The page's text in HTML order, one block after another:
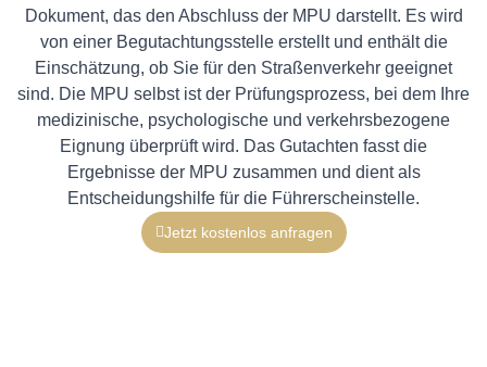
Dokument, das den Abschluss der MPU darstellt. Es wird
von einer Begutachtungsstelle erstellt und enthält die
Einschätzung, ob Sie für den Straßenverkehr geeignet
sind. Die MPU selbst ist der Prüfungsprozess, bei dem Ihre
medizinische, psychologische und verkehrsbezogene
Eignung überprüft wird. Das Gutachten fasst die
Ergebnisse der MPU zusammen und dient als
Entscheidungshilfe für die Führerscheinstelle.
Jetzt kostenlos anfragen